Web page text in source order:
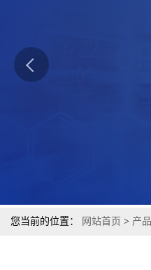
您当前的位置： 网站首页 > 产